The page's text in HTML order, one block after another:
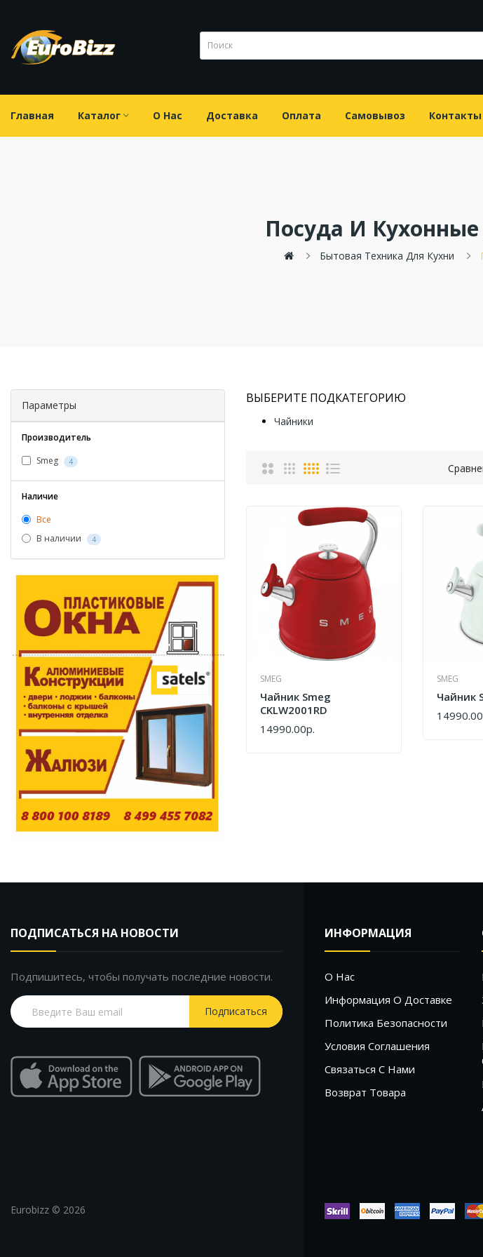
Главная Каталог О Нас Доставка Оплата Самовывоз Контакты
Посуда И
Бытовая Техника Для Кухни
Параметры
Производитель
Smeg
4
Наличие
Все
В наличии
4
ВЫБЕРИТЕ ПОДКАТЕГОРИЮ
Чайники
SMEG
Чайник Smeg
CKLW2001RD
14990.00р.
КУПИТЬ
SMEG
Чайник
КУПИТЬ
ПОДПИСАТЬСЯ НА НОВОСТИ
Подпишитесь, чтобы получать последние новости.
Подписаться
ИНФОРМАЦИЯ
О Нас
Информация О Доставке
Политика Безопасности
Условия Соглашения
Связаться С Нами
Возврат Товара
Eurobizz © 2026